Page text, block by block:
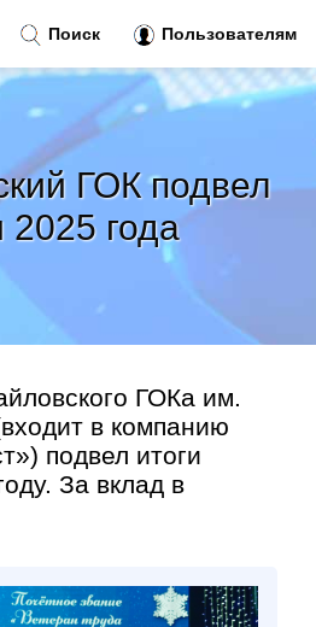
ГОК подвел
2025 года
ГОКа им.
в компанию
подвел итоги
За вклад в
Поиск Пользователям